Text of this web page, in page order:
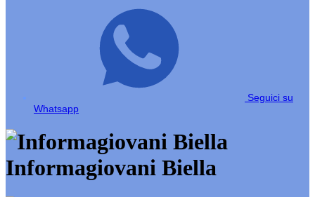
Seguici su
Whatsapp
Informagiovani Biella